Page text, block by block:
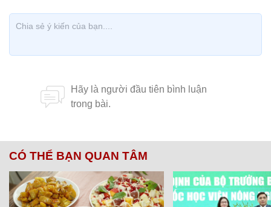
CÓ THỂ BẠN QUAN TÂM